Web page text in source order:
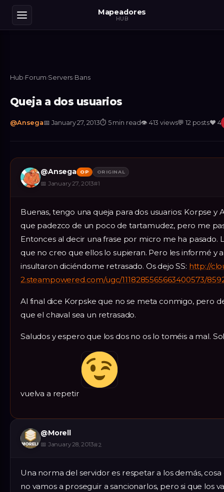
Mapeadores
HUB
Hub›Forum›Servers›Bans
Queja a dos usuarios
@Ansega📅 January 27, 2013⏱ 5 min read👁 413 views💬12 posts❤️ 4
@Ansega OP ORIGINAL
📅 January 27, 2013#1
Buenas, tengo una queja para dos usuarios: Korpse y
que padezco de un poco de tartamudez, pero me
Entonces al decir una frase por micro me ha pasado.
que no creo que ellos lo supieran. Pero les informé y
insultaron diciéndome retrasado. Os dejo SS: http://
2.steampowered.com/ugc/1118285565663400573/
Al final dice Korpske que no se meta conmigo, pero
que el chaval sea un retrasado.
Saludos y espero que los dos no os lo toméis a mal.
vuelva a repetir
@Morell
📅 January 28, 2013#2
Una norma del servidor es respetar a los demás,
no vamos a proseguir a sancionarlos, pero si que los